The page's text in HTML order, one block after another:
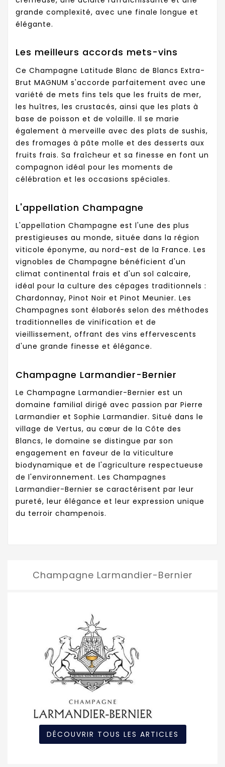
grande complexité, avec une finale longue et
élégante.
Les meilleurs accords mets-vins
Ce Champagne Latitude Blanc de Blancs Extra-
Brut MAGNUM s'accorde parfaitement avec une
variété de mets fins tels que les fruits de mer,
les huîtres, les crustacés, ainsi que les plats à
base de poisson et de volaille. Il se marie
également à merveille avec des plats de sushis,
des fromages à pâte molle et des desserts aux
fruits frais. Sa fraîcheur et sa finesse en font un
compagnon idéal pour les moments de
célébration et les occasions spéciales.
L'appellation Champagne
L'appellation Champagne est l'une des plus
prestigieuses au monde, située dans la région
viticole éponyme, au nord-est de la France. Les
vignobles de Champagne bénéficient d'un
climat continental frais et d'un sol calcaire,
idéal pour la culture des cépages traditionnels :
Chardonnay, Pinot Noir et Pinot Meunier. Les
Champagnes sont élaborés selon des méthodes
traditionnelles de vinification et de
vieillissement, offrant des vins effervescents
d'une grande finesse et élégance.
Champagne Larmandier-Bernier
Le Champagne Larmandier-Bernier est un
domaine familial dirigé avec passion par Pierre
Larmandier et Sophie Larmandier. Situé dans le
village de Vertus, au cœur de la Côte des
Blancs, le domaine se distingue par son
engagement en faveur de la viticulture
biodynamique et de l'agriculture respectueuse
de l'environnement. Les Champagnes
Larmandier-Bernier se caractérisent par leur
pureté, leur élégance et leur expression unique
du terroir champenois.
Champagne Larmandier-Bernier
DÉCOUVRIR TOUS LES ARTICLES